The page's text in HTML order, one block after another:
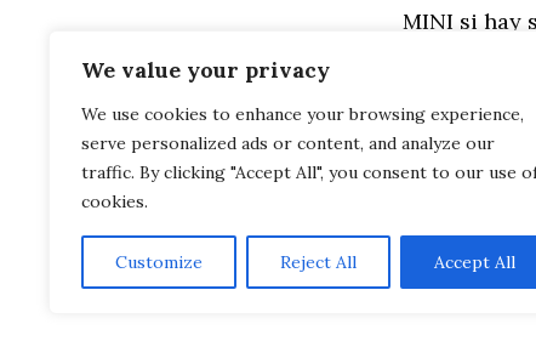
We value your privacy
We use cookies to enhance your browsing experience,
serve personalized ads or content, and analyze our
traffic. By clicking "Accept All", you consent to our use
cookies.
Customize Reject All Accept All
MINI si hay
Audi Q2